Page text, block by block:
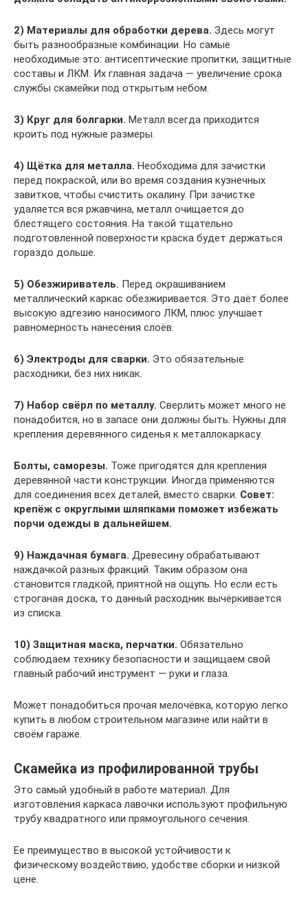
2) Материалы для обработки дерева. Здесь могут
быть разнообразные комбинации. Но самые
необходимые это: антисептические пропитки, защитные
составы и ЛКМ. Их главная задача — увеличение срока
службы скамейки под открытым небом.
3) Круг для болгарки. Металл всегда приходится
кроить под нужные размеры.
4) Щётка для металла. Необходима для зачистки
перед покраской, или во время создания кузнечных
завитков, чтобы счистить окалину. При зачистке
удаляется вся ржавчина, металл очищается до
блестящего состояния. На такой тщательно
подготовленной поверхности краска будет держаться
гораздо дольше.
5) Обезжириватель. Перед окрашиванием
металлический каркас обезжиривается. Это даёт более
высокую адгезию наносимого ЛКМ, плюс улучшает
равномерность нанесения слоёв.
6) Электроды для сварки. Это обязательные
расходники, без них никак.
7) Набор свёрл по металлу. Сверлить может много не
понадобится, но в запасе они должны быть. Нужны для
крепления деревянного сиденья к металлокаркасу.
Болты, саморезы. Тоже пригодятся для крепления
деревянной части конструкции. Иногда применяются
для соединения всех деталей, вместо сварки. Совет:
крепёж с округлыми шляпками поможет избежать
порчи одежды в дальнейшем.
9) Наждачная бумага. Древесину обрабатывают
наждачкой разных фракций. Таким образом она
становится гладкой, приятной на ощупь. Но если есть
строганая доска, то данный расходник вычёркивается
из списка.
10) Защитная маска, перчатки. Обязательно
соблюдаем технику безопасности и защищаем свой
главный рабочий инструмент — руки и глаза.
Может понадобиться прочая мелочёвка, которую легко
купить в любом строительном магазине или найти в
своём гараже.
Скамейка из профилированной трубы
Это самый удобный в работе материал. Для
изготовления каркаса лавочки используют профильную
трубу квадратного или прямоугольного сечения.
Ее преимущество в высокой устойчивости к
физическому воздействию, удобстве сборки и низкой
цене.